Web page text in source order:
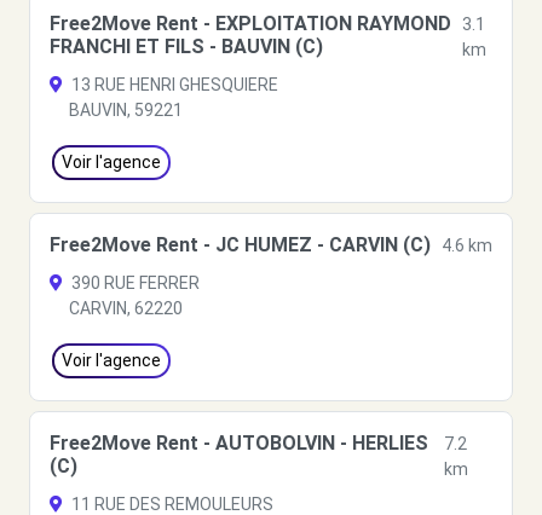
Free2Move Rent - EXPLOITATION RAYMOND
FRANCHI ET FILS - BAUVIN (C)
3.1
km
13 RUE HENRI GHESQUIERE
BAUVIN, 59221
Voir l'agence
Free2Move Rent - JC HUMEZ - CARVIN (C)
4.6 km
390 RUE FERRER
CARVIN, 62220
Voir l'agence
Free2Move Rent - AUTOBOLVIN - HERLIES
(C)
7.2
km
11 RUE DES REMOULEURS